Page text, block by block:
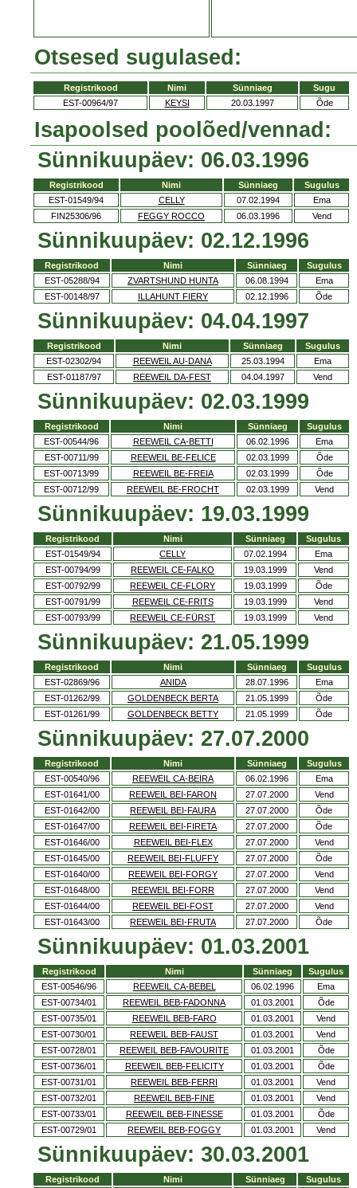
Otsesed sugulased:
Registrikood Nimi Sünniaeg
Sugu
EST-00964/97
KEYSI 20.03.1997 Õde
Isapoolsed poolõed/vennad:
Sünnikuupäev: 06.03.1996
Registrikood Nimi Sünniaeg
Sugulus
EST-01549/94
CELLY 07.02.1994
Ema
FIN25306/96
FEGGY ROCCO 06.03.1996 Vend
Sünnikuupäev: 02.12.1996
Registrikood Nimi Sünniaeg
Sugulus
EST-05288/94
ZVARTSHUND HUNTA 06.08.1994
Ema
EST-00148/97
ILLAHUNT FIERY 02.12.1996 Õde
Sünnikuupäev: 04.04.1997
Registrikood Nimi Sünniaeg
Sugulus
EST-02302/94
REEWEIL AU-DANA 25.03.1994
Ema
EST-01187/97
REEWEIL DA-FEST 04.04.1997 Vend
Sünnikuupäev: 02.03.1999
Registrikood Nimi Sünniaeg
Sugulus
EST-00544/96
REEWEIL CA-BETTI 06.02.1996
Ema
EST-00711/99
REEWEIL BE-FELICE 02.03.1999
Õde
EST-00713/99
REEWEIL BE-FREIA 02.03.1999
Õde
EST-00712/99
REEWEIL BE-FROCHT 02.03.1999 Vend
Sünnikuupäev: 19.03.1999
Registrikood Nimi Sünniaeg
Sugulus
EST-01549/94
CELLY 07.02.1994
Ema
EST-00794/99
REEWEIL CE-FALKO 19.03.1999
Vend
EST-00792/99
REEWEIL CE-FLORY 19.03.1999
Õde
EST-00791/99
REEWEIL CE-FRITS 19.03.1999
Vend
EST-00793/99
REEWEIL CE-FÜRST 19.03.1999 Vend
Sünnikuupäev: 21.05.1999
Registrikood Nimi Sünniaeg
Sugulus
EST-02869/96
ANIDA 28.07.1996
Ema
EST-01262/99
GOLDENBECK BERTA 21.05.1999
Õde
EST-01261/99
GOLDENBECK BETTY 21.05.1999 Õde
Sünnikuupäev: 27.07.2000
Registrikood Nimi Sünniaeg
Sugulus
EST-00540/96
REEWEIL CA-BEIRA 06.02.1996
Ema
EST-01641/00
REEWEIL BEI-FARON 27.07.2000
Vend
EST-01642/00
REEWEIL BEI-FAURA 27.07.2000
Õde
EST-01647/00
REEWEIL BEI-FIRETA 27.07.2000
Õde
EST-01646/00
REEWEIL BEI-FLEX 27.07.2000
Vend
EST-01645/00
REEWEIL BEI-FLUFFY 27.07.2000
Õde
EST-01640/00
REEWEIL BEI-FORGY 27.07.2000
Vend
EST-01648/00
REEWEIL BEI-FORR 27.07.2000
Vend
EST-01644/00
REEWEIL BEI-FOST 27.07.2000
Vend
EST-01643/00
REEWEIL BEI-FRUTA 27.07.2000 Õde
Sünnikuupäev: 01.03.2001
Registrikood Nimi Sünniaeg
Sugulus
EST-00546/96
REEWEIL CA-BEBEL 06.02.1996
Ema
EST-00734/01
REEWEIL BEB-FADONNA 01.03.2001
Õde
EST-00735/01
REEWEIL BEB-FARO 01.03.2001
Vend
EST-00730/01
REEWEIL BEB-FAUST 01.03.2001
Vend
EST-00728/01
REEWEIL BEB-FAVOURITE 01.03.2001
Õde
EST-00736/01
REEWEIL BEB-FELICITY 01.03.2001
Õde
EST-00731/01
REEWEIL BEB-FERRI 01.03.2001
Vend
EST-00732/01
REEWEIL BEB-FINE 01.03.2001
Vend
EST-00733/01
REEWEIL BEB-FINESSE 01.03.2001
Õde
EST-00729/01
REEWEIL BEB-FOGGY 01.03.2001 Vend
Sünnikuupäev: 30.03.2001
Registrikood Nimi Sünniaeg Sugulus